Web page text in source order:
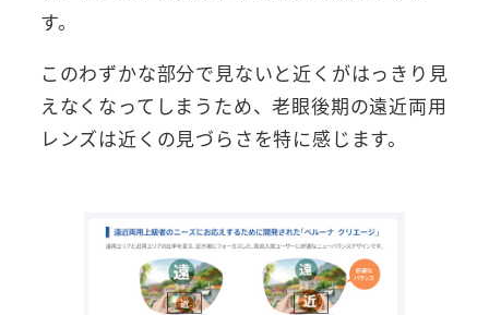
す。
このわずかな部分で見ないと近くがはっきり見
えなくなってしまうため、老眼後期の遠近両用
レンズは近くの見づらさを特に感じます。